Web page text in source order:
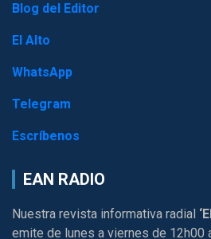
Blog del Editor
El Alto
WhatsApp
Telegram
Escríbenos
EAN RADIO
Nuestra revista informativa radial
emite de lunes a viernes de 12h00